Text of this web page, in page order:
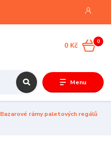
Menu
0
0 Kč
Bazarové rámy paletových regálů